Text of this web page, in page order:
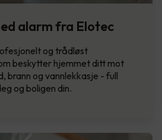
alarm fra Elotec
og trådløst
beskytter hjemmet ditt mot
brann og vannlekkasje - full
og boligen din.